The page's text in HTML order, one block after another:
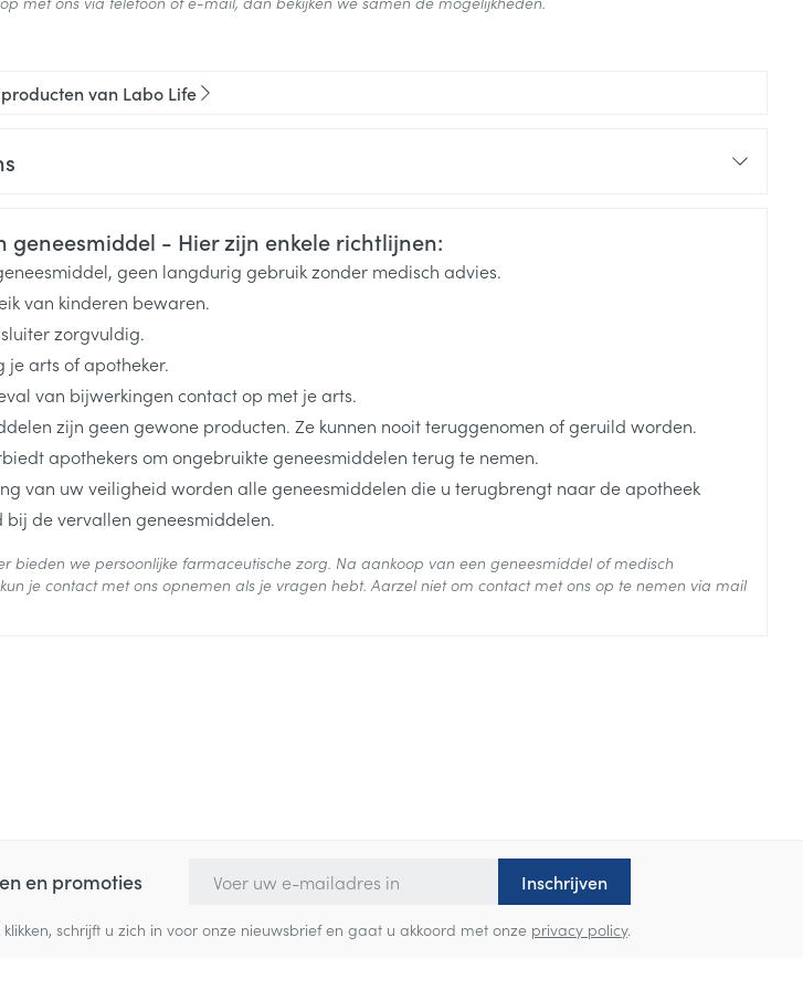
van Labo Life
Labo Life Belgium SPRL
Labo Life
48 mm
148 mm
30 mm
Kamertemperatuur (15°C - 25°C)
geneesmiddel - Hier zijn enkele richtlijnen:
geen langdurig gebruik zonder medisch advies.
van kinderen bewaren.
zorgvuldig.
je arts of apotheker.
van bijwerkingen contact op met je arts.
zijn geen gewone producten. Ze kunnen nooit teruggenomen of geruild worden.
apothekers om ongebruikte geneesmiddelen terug te nemen.
van uw veiligheid worden alle geneesmiddelen die u terugbrengt naar de apotheek
bij de vervallen geneesmiddelen.
bieden we persoonlijke farmaceutische zorg. Na aankoop van een geneesmiddel of medisch
je contact met ons opnemen als je vragen hebt. Aarzel niet om contact met ons op te nemen via mail
en promoties Inschrijven
schrijft u zich in voor onze nieuwsbrief en gaat u akkoord met onze privacy policy.